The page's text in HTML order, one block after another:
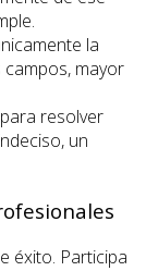
la
mayor
para resolver
un
éxito. Participa